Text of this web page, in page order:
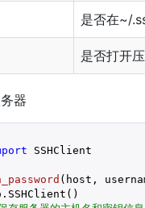
是否在~/
是否打开
器
SSHClient
(host,